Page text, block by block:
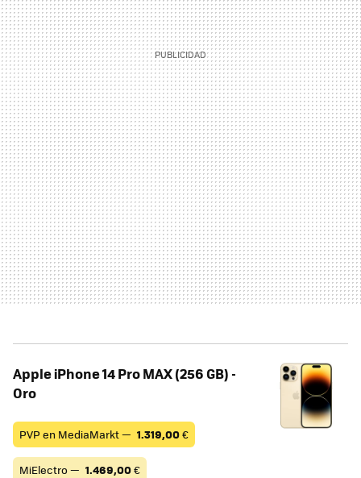
Apple iPhone 14 Pro MAX (256 GB) -
Oro
PVP en MediaMarkt — 1.319,00€
MiElectro — 1.469,00€